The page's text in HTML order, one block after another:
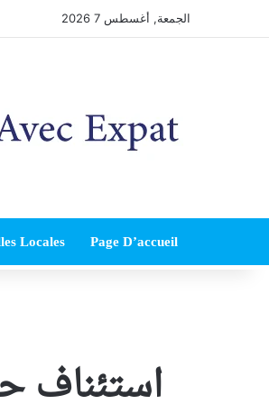
الجمعة, أغسطس 7 2026
Page D’accueil
Locales
استئناف